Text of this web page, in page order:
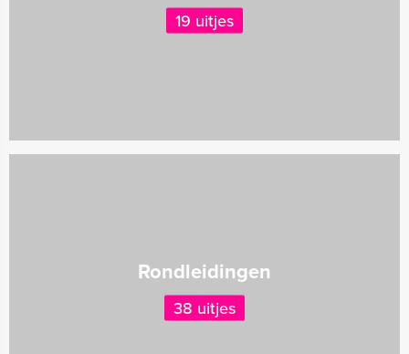
19 uitjes
Rondleidingen
38 uitjes